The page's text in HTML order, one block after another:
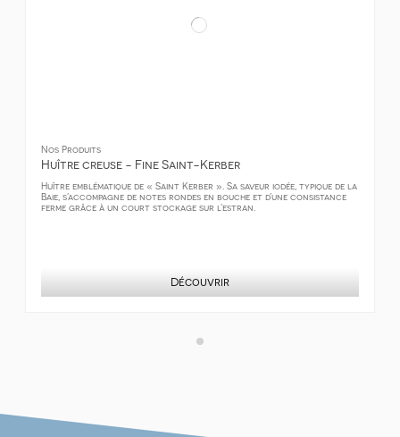
Nos Produits
Huître creuse - Fine Saint-Kerber
Huître emblématique de « Saint Kerber ». Sa saveur iodée, typique de la
Baie, s’accompagne de notes rondes en bouche et d’une consistance
ferme grâce à un court stockage sur l’estran.
Découvrir